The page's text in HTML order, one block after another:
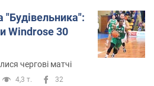
"Будівельника":
Windrose 30
чергові матчі
4,3 т. 32